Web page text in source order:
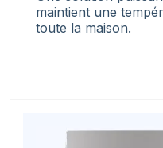
maintient une
toute la maison.